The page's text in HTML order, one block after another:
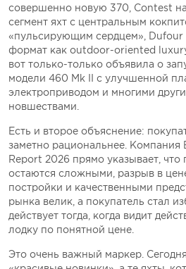
совершенно новую 370, Contest
сегмент яхт с центральным
«пульсирующим сердцем», Dufour
формат как outdoor-oriented
вот только-только объявила о
модели 460 Mk II с улучшенной
электроприводом и многими
новшествами.
Есть и второе объяснение:
заметно рациональнее. Компания
Report 2026 прямо указывает,
остаются сложными, разрыв в
постройки и качественными
рынка велик, а покупатель стал
действует тогда, когда видит
лодку по понятной цене.
Это очень важный маркер.